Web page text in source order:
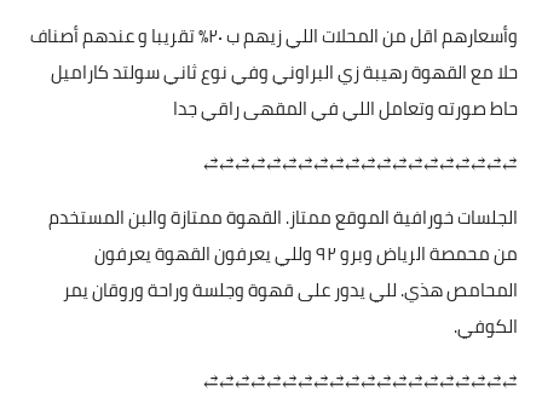
‏وأسعارهم اقل من المحلات اللي زيهم ب ٢٠٪؜ تقريبا و عندهم أصناف
حلا مع القهوة رهيبة زي البراوني وفي نوع ثاني سولتد كاراميل
حاط صورته وتعامل اللي في المقهى راقي جدا
⥄⥄⥄⥄⥄⥄⥄⥄⥄⥄⥄⥄⥄⥄⥄⥄⥄⥄⥄⥄
الجلسات خورافية الموقع ممتاز. القهوة ممتازة والبن المستخدم
من محمصة الرياض وبرو ٩٢ وللي يعرفون القهوة يعرفون
المحامص هذي. للي يدور على قهوة وجلسة وراحة وروقان يمر
الكوفي.
⥄⥄⥄⥄⥄⥄⥄⥄⥄⥄⥄⥄⥄⥄⥄⥄⥄⥄⥄⥄